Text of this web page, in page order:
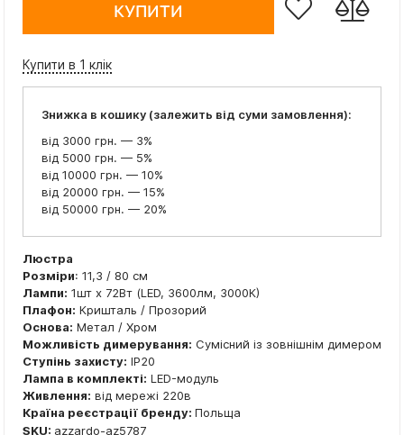
КУПИТИ
Купити в 1 клік
Знижка в кошику (залежить від суми замовлення):
від 3000 грн. — 3%
від 5000 грн. — 5%
від 10000 грн. — 10%
від 20000 грн. — 15%
від 50000 грн. — 20%
Люстра
Розміри: 11,3 / 80 см
Лампи: 1шт x 72Вт (LED, 3600лм, 3000К)
Плафон: Кришталь / Прозорий
Основа: Метал / Хром
Можливість димерування: Сумісний із зовнішнім димером
Ступінь захисту: IP20
Лампа в комплекті: LED-модуль
Живлення: від мережі 220в
Країна реєстрації бренду: Польща
SKU: azzardo-az5787